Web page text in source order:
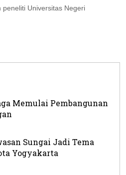
peneliti Universitas Negeri
Memulai Pembangunan
Sungai Jadi Tema
Yogyakarta